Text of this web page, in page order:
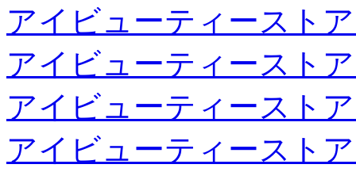
アイビューティースト
アイビューティースト
アイビューティースト
アイビューティースト